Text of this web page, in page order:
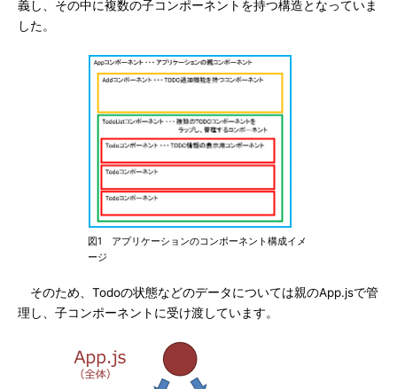
義し、その中に複数の子コンポーネントを持つ構造となっていま
した。
図1 アプリケーションのコンポーネント構成イメ
ージ
そのため、Todoの状態などのデータについては親のApp.jsで管
理し、子コンポーネントに受け渡しています。